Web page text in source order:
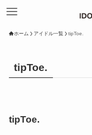
ホーム アイドル一覧 tipToe.
tipToe.
tipToe.